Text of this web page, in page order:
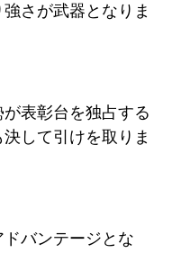
さが武器となりま
表彰台を独占する
して引けを取りま
バンテージとな